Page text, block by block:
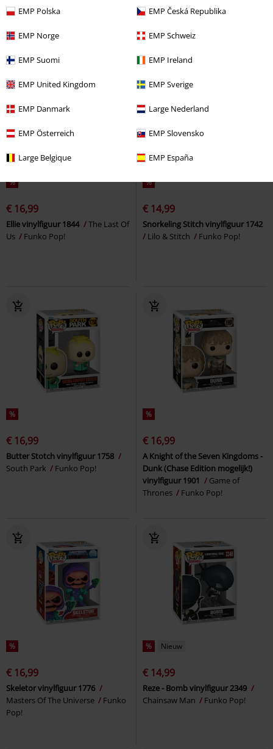
EMP Polska EMP Česká Republika
EMP Norge EMP Schweiz
EMP Suomi EMP Ireland
EMP United Kingdom EMP Sverige
EMP Danmark Large Nederland
EMP Österreich EMP Slovensko
Large Belgique EMP España
Funko Pop! 2358
Frieren vinylfiguur 1986
Funko Pop!
%
€ 16,99
Ellie vinylfiguur 1844
The Last Of
Us
Funko Pop!
%
€ 14,99
Snorkeling Stitch vinylfiguur 1742
Lilo & Stitch
Funko Pop!
%
€ 16,99
Butter Stotch vinylfiguur 1758
South Park
Funko Pop!
%
€ 16,99
A Knight of the Seven Kingdoms -
Dunk (Chase Edition mogelijk!)
vinylfiguur 1901
Game of
Thrones
Funko Pop!
%
€ 16,99
Skeletor vinylfiguur 1776
Masters Of The Universe
Funko
Pop!
% Nieuw
€ 14,99
Reze - Bomb vinylfiguur 2349
Chainsaw Man
Funko Pop!